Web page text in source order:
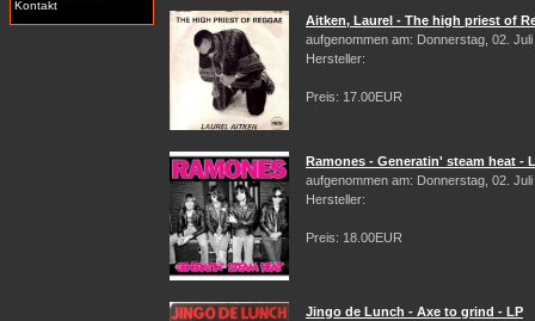
Kontakt
Aitken, Laurel - The high priest of
aufgenommen am: Donnerstag, 02. Juli
Hersteller:
Preis: 17.00EUR
Ramones - Generatin' steam heat -
aufgenommen am: Donnerstag, 02. Juli
Hersteller:
Preis: 18.00EUR
Jingo de Lunch - Axe to grind - LP